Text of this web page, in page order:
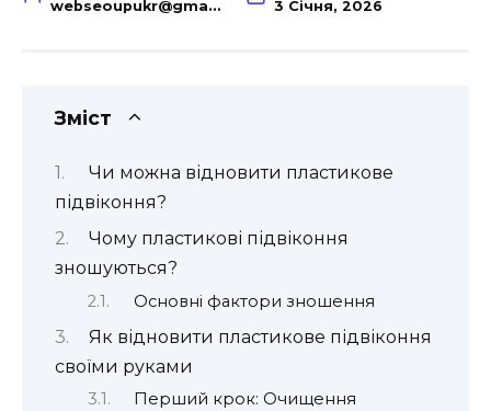
webseoupukr@gmail.com 3 Січня, 2026
Зміст
Чи можна відновити пластикове
підвіконня?
Чому пластикові підвіконня
зношуються?
Основні фактори зношення
Як відновити пластикове підвіконня
своїми руками
Перший крок: Очищення